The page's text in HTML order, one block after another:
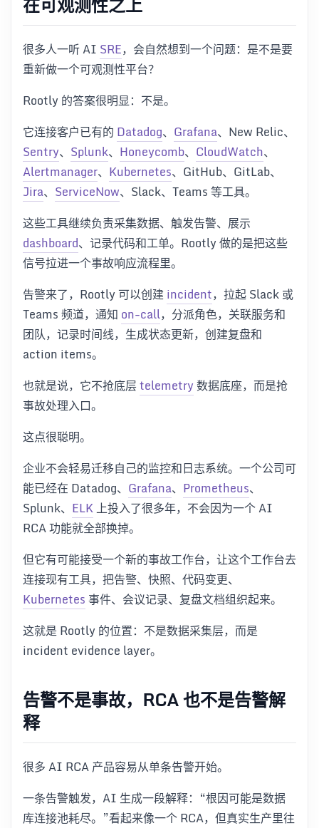
很多人一听 AI SRE，会自然想到一个问题：是不是要
重新做一个可观测性平台？
Rootly 的答案很明显：不是。
它连接客户已有的 Datadog、 Grafana、New Relic、
Sentry、 Splunk、 Honeycomb、 CloudWatch、
Alertmanager、 Kubernetes、GitHub、GitLab、
Jira、 ServiceNow、Slack、Teams 等工具。
这些工具继续负责采集数据、触发告警、展示
dashboard、记录代码和工单。Rootly 做的是把这些
信号拉进一个事故响应流程里。
告警来了，Rootly 可以创建incident，拉起 Slack 或
Teams 频道，通知 on-call，分派角色，关联服务和
团队，记录时间线，生成状态更新，创建复盘和
action items。
也就是说，它不抢底层telemetry数据底座，而是抢
事故处理入口。
这点很聪明。
企业不会轻易迁移自己的监控和日志系统。一个公司可
能已经在 Datadog、 Grafana、 Prometheus、
Splunk、 ELK上投入了很多年，不会因为一个 AI
RCA 功能就全部换掉。
但它有可能接受一个新的事故工作台，让这个工作台去
连接现有工具，把告警、快照、代码变更、
Kubernetes事件、会议记录、复盘文档组织起来。
这就是 Rootly 的位置：不是数据采集层，而是
incident evidence layer。
告警不是事故，RCA 也不是告警解
释
很多 AI RCA 产品容易从单条告警开始。
一条告警触发，AI 生成一段解释：“根因可能是数据
库连接池耗尽。”看起来像一个 RCA，但真实生产里往